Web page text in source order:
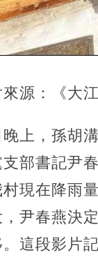
來源：《大
上，孫胡
部書記尹
現在降雨
，尹春燕決
這段影片